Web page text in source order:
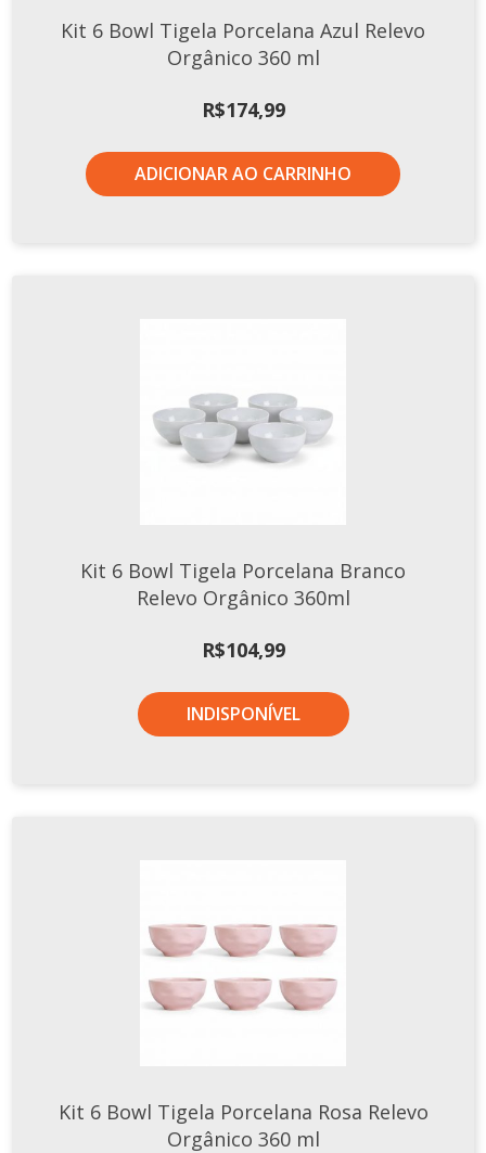
Kit 6 Bowl Tigela Porcelana Azul Relevo
Orgânico 360 ml
R$174,99
ADICIONAR AO CARRINHO
Kit 6 Bowl Tigela Porcelana Branco
Relevo Orgânico 360ml
R$104,99
INDISPONÍVEL
Kit 6 Bowl Tigela Porcelana Rosa Relevo
Orgânico 360 ml